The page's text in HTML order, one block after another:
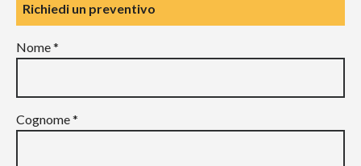
Richiedi un preventivo
Nome *
Cognome *